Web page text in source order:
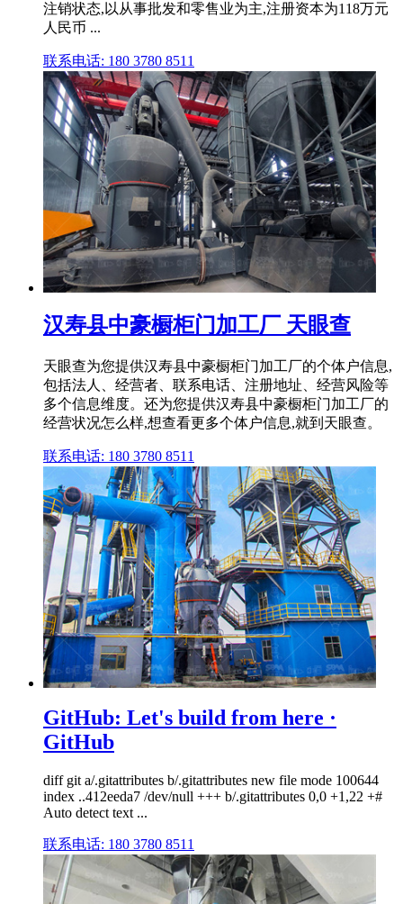
注销状态,以从事批发和零售业为主,注册资本为118万元
人民币 ...
联系电话: 180 3780 8511
汉寿县中豪橱柜门加工厂 天眼查
天眼查为您提供汉寿县中豪橱柜门加工厂的个体户信息,
包括法人、经营者、联系电话、注册地址、经营风险等
多个信息维度。还为您提供汉寿县中豪橱柜门加工厂的
经营状况怎么样,想查看更多个体户信息,就到天眼查。
联系电话: 180 3780 8511
GitHub: Let's build from here ·
GitHub
diff git a/.gitattributes b/.gitattributes new file mode 100644
index ..412eeda7 /dev/null +++ b/.gitattributes 0,0 +1,22 +#
Auto detect text ...
联系电话: 180 3780 8511